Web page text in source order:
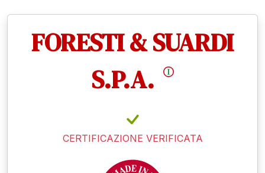
FORESTI & SUARDI
S.P.A.
CERTIFICAZIONE VERIFICATA